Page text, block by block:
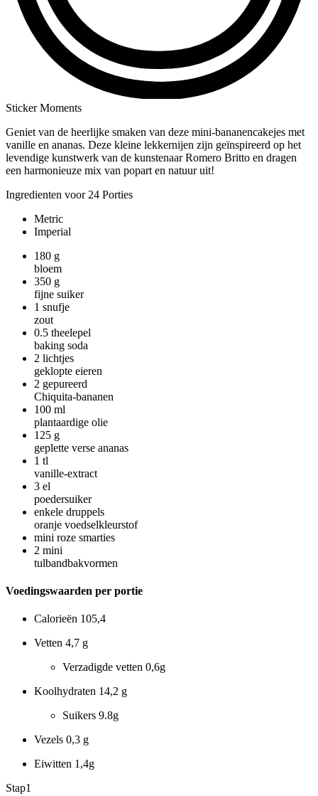
Sticker Moments
Geniet van de heerlijke smaken van deze mini-bananencakejes met
vanille en ananas. Deze kleine lekkernijen zijn geïnspireerd op het
levendige kunstwerk van de kunstenaar Romero Britto en dragen
een harmonieuze mix van popart en natuur uit!
Ingredienten voor 24 Porties
Metric
Imperial
180 g
bloem
350 g
fijne suiker
1 snufje
zout
0.5 theelepel
baking soda
2 lichtjes
geklopte eieren
2 gepureerd
Chiquita-bananen
100 ml
plantaardige olie
125 g
geplette verse ananas
1 tl
vanille-extract
3 el
poedersuiker
enkele druppels
oranje voedselkleurstof
mini roze smarties
2 mini
tulbandbakvormen
Voedingswaarden per portie
Calorieën 105,4
Vetten 4,7 g
Verzadigde vetten 0,6g
Koolhydraten 14,2 g
Suikers 9.8g
Vezels 0,3 g
Eiwitten 1,4g
Stap1